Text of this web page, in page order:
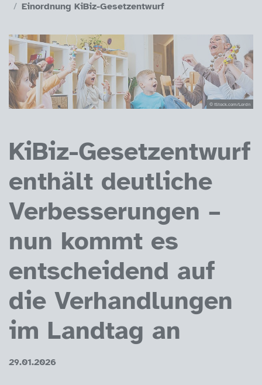
Einordnung KiBiz-Gesetzentwurf
© iStock.com/Lordn
KiBiz-Gesetzentwurf
enthält deutliche
Verbesserungen –
nun kommt es
entscheidend auf
die Verhandlungen
im Landtag an
29.01.2026